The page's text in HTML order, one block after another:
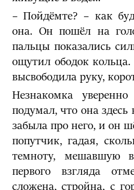
– Пойдёмте? – как
она. Он пошёл на
пальцы показались
ощутил ободок
высвободила руку,
Незнакомка
подумал, что она здесь
забыла про него, и он
попутчик, гадая,
темноту, мешавшую
первого взгляда
сложена, стройна, с